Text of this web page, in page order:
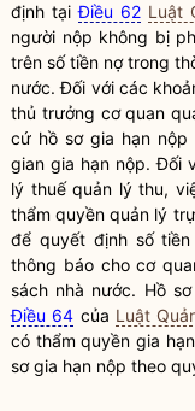
định tạiĐiều 62 Luật
người nộp không bị
trên số tiền nợ trong
nước. Đối với các
thủ trưởng cơ quan
cứ hồ sơgia hạn nộp
gian gia hạnnộp. Đối
lý thuếquản lý thu,
thẩmquyền quản lý
để quyết định số
thông báo cho cơ
sách nhà nước. Hồ
Điều 64 của Luật
có thẩmquyền gia hạn
sơgia hạn nộp theo